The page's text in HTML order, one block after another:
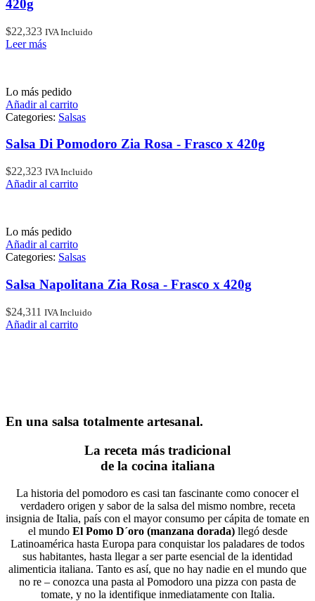
420g
$22,323 IVA Incluido
Leer más
Lo más pedido
Añadir al carrito
Categories: Salsas
Salsa Di Pomodoro Zia Rosa - Frasco x 420g
$22,323 IVA Incluido
Añadir al carrito
Lo más pedido
Añadir al carrito
Categories: Salsas
Salsa Napolitana Zia Rosa - Frasco x 420g
$24,311 IVA Incluido
Añadir al carrito
En una salsa totalmente artesanal.
La receta más tradicional
de la cocina italiana
La historia del pomodoro es casi tan fascinante como conocer el
verdadero origen y sabor de la salsa del mismo nombre, receta
insignia de Italia, país con el mayor consumo per cápita de tomate en
el mundo El Pomo D´oro (manzana dorada)llegó desde
Latinoamérica hasta Europa para conquistar los paladares de todos
sus habitantes, hasta llegar a ser parte esencial de la identidad
alimenticia italiana. Tanto es así, que no hay nadie en el mundo que
no re – conozca una pasta al Pomodoro una pizza con pasta de
tomate, y no la identifique inmediatamente con Italia.